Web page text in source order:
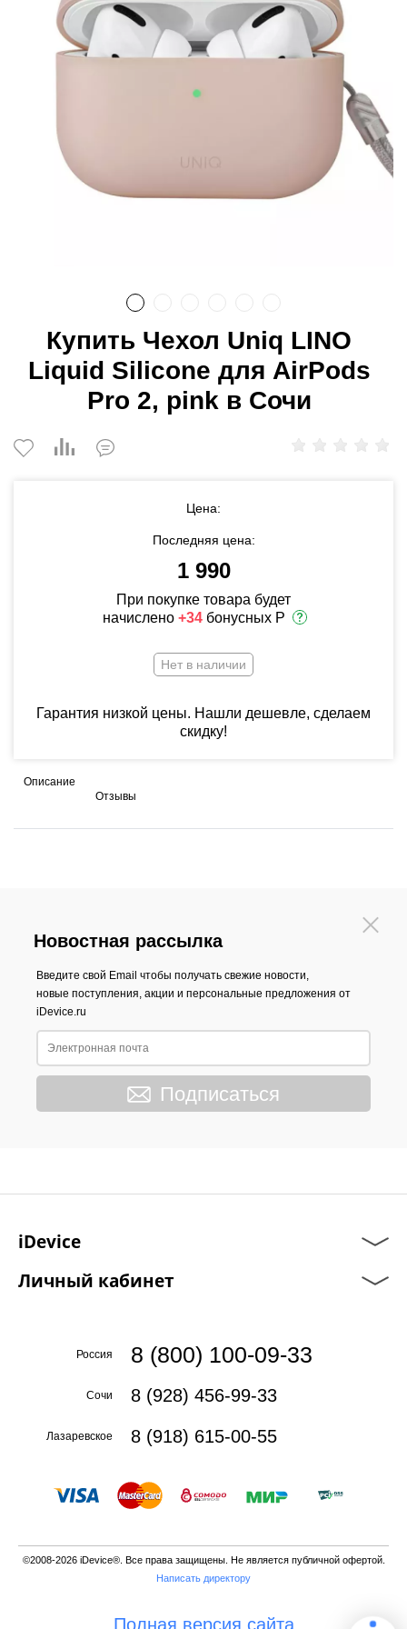
Купить Чехол Uniq LINO
Liquid Silicone для AirPods
Pro 2, pink в Сочи
Цена:
Последняя цена:
1 990
При покупке товара будет
начислено +34бонусных Р
Нет в наличии
Гарантия низкой цены. Нашли дешевле, сделаем
скидку!
Описание
Отзывы
Новостная рассылка
Введите свой Email чтобы получать свежие новости,
новые поступления, акции и персональные предложения от
iDevice.ru
Подписаться
iDevice
Личный кабинет
Россия 8 (800) 100-09-33
Сочи 8 (928) 456-99-33
Лазаревское 8 (918) 615-00-55
©2008-2026 iDevice®. Все права защищены. Не является публичной офертой.
Написать директору
Полная версия сайта